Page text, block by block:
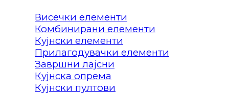
Висечки елементи
Комбинирани елементи
Кујнски елементи
Прилагодувачки елементи
Завршни лајсни
Кујнска опрема
Кујнски пултови